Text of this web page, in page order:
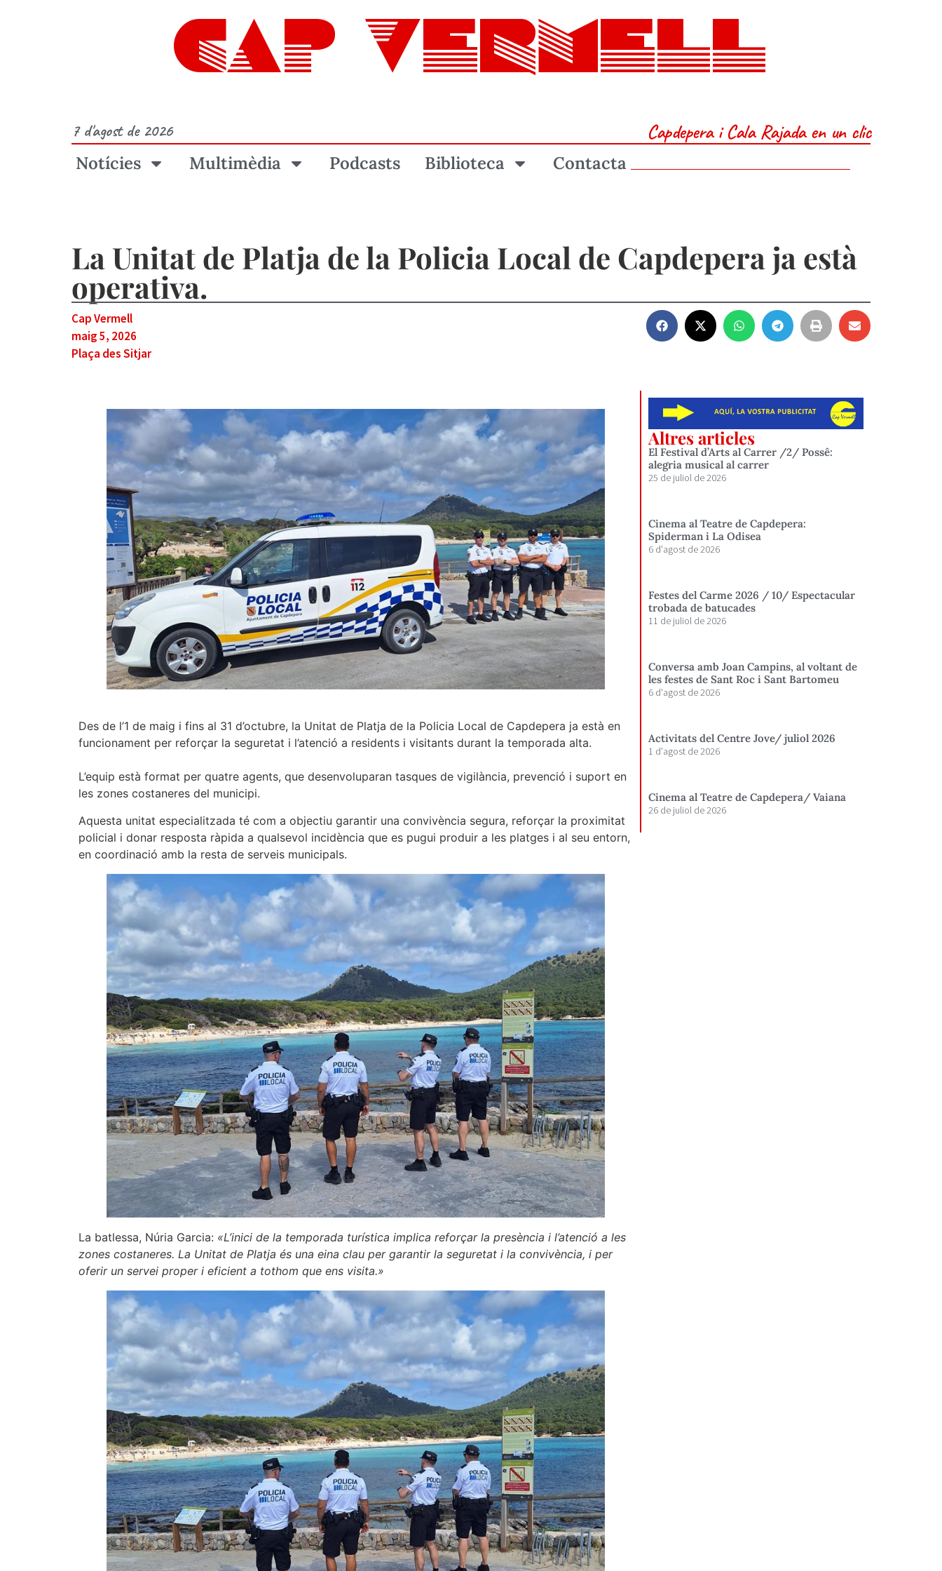
CAP VERMELL
7 d'agost de 2026 Capdepera i Cala Rajada en un clic
Notícies Multimèdia Podcasts Biblioteca Contacta
La Unitat de Platja de la Policia Local de Capdepera ja està
operativa.
Cap Vermell
maig 5, 2026
Plaça des Sitjar
Des de l’1 de maig i fins al 31 d’octubre, la Unitat de Platja de la Policia Local de Capdepera ja està en
funcionament per reforçar la seguretat i l’atenció a residents i visitants durant la temporada alta.
L’equip està format per quatre agents, que desenvoluparan tasques de vigilància, prevenció i suport en
les zones costaneres del municipi.
Aquesta unitat especialitzada té com a objectiu garantir una convivència segura, reforçar la proximitat
policial i donar resposta ràpida a qualsevol incidència que es pugui produir a les platges i al seu entorn,
en coordinació amb la resta de serveis municipals.
La batlessa, Núria Garcia: «L’inici de la temporada turística implica reforçar la presència i l’atenció a les
zones costaneres. La Unitat de Platja és una eina clau per garantir la seguretat i la convivència, i per
oferir un servei proper i eficient a tothom que ens visita.»
Altres articles
El Festival d’Arts al Carrer /2/ Possê:
alegria musical al carrer
25 de juliol de 2026
Cinema al Teatre de Capdepera:
Spiderman i La Odisea
6 d'agost de 2026
Festes del Carme 2026 / 10/ Espectacular
trobada de batucades
11 de juliol de 2026
Conversa amb Joan Campins, al voltant de
les festes de Sant Roc i Sant Bartomeu
6 d'agost de 2026
Activitats del Centre Jove/ juliol 2026
1 d'agost de 2026
Cinema al Teatre de Capdepera/ Vaiana
26 de juliol de 2026